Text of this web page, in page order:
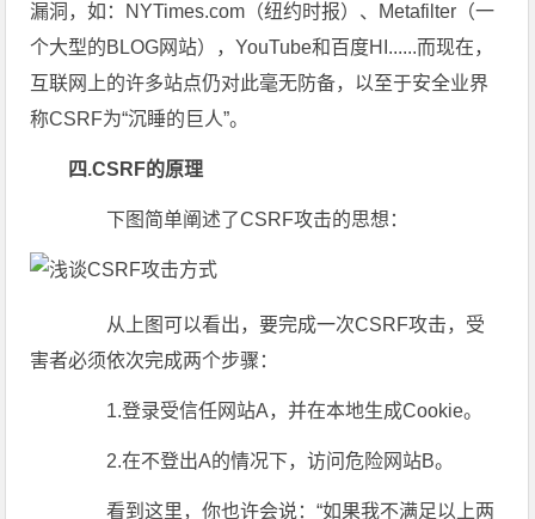
漏洞，如：NYTimes.com（纽约时报）、Metafilter（一
个大型的BLOG网站），YouTube和百度HI......而现在，
互联网上的许多站点仍对此毫无防备，以至于安全业界
称CSRF为“沉睡的巨人”。
四.CSRF的原理
下图简单阐述了CSRF攻击的思想：
从上图可以看出，要完成一次CSRF攻击，受
害者必须依次完成两个步骤：
1.登录受信任网站A，并在本地生成Cookie。
2.在不登出A的情况下，访问危险网站B。
看到这里，你也许会说：“如果我不满足以上两